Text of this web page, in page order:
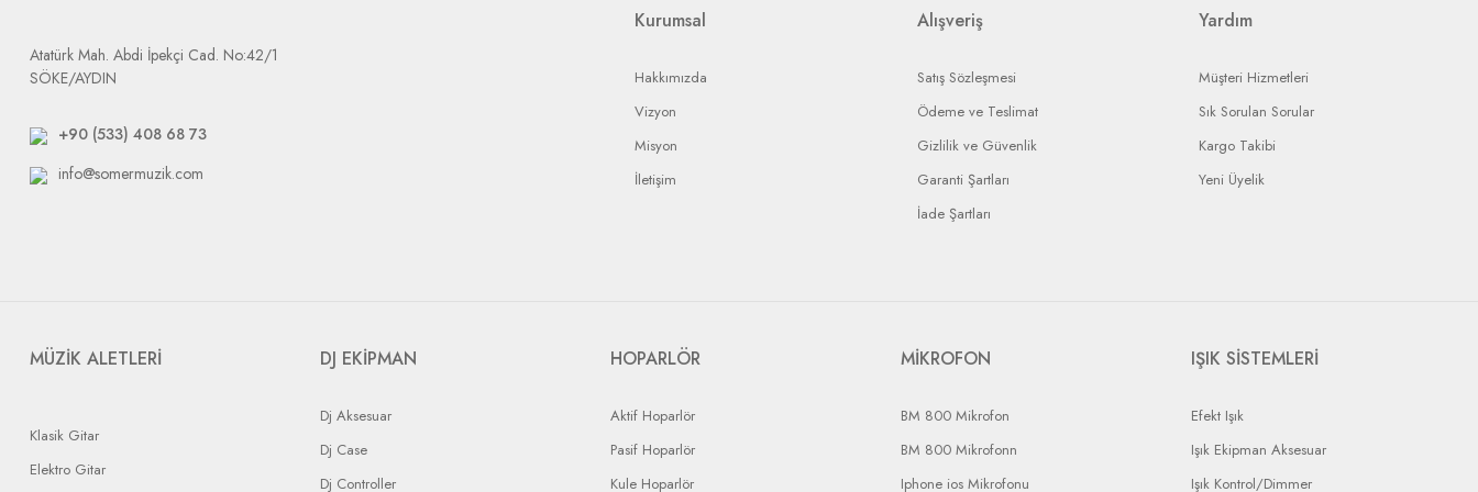
Dikkat etmeniz gerek durum: tarafımıza yapılacak bütün gönderilerin anlaşmalı olduğumuz kargo firmaları ile yapılması gerekir.
Atatürk Mah. Abdi İpekçi Cad. No:42/1
SÖKE/AYDIN
+90 (533) 408 68 73
info@somermuzik.com
Kurumsal
Hakkımızda
Vizyon
Misyon
İletişim
Alışveriş
Satış Sözleşmesi
Ödeme ve Teslimat
Gizlilik ve Güvenlik
Garanti Şartları
İade Şartları
Yardım
Müşteri Hizmetleri
Sık Sorulan Sorular
Kargo Takibi
Yeni Üyelik
MÜZİK ALETLERİ
Klasik Gitar
Elektro Gitar
DJ EKİPMAN
Dj Aksesuar
Dj Case
Dj Controller
HOPARLÖR
Aktif Hoparlör
Pasif Hoparlör
Kule Hoparlör
MİKROFON
BM 800 Mikrofon
BM 800 Mikrofonn
Iphone ios Mikrofonu
IŞIK SİSTEMLERİ
Efekt Işık
Işık Ekipman Aksesuar
Işık Kontrol/Dimmer